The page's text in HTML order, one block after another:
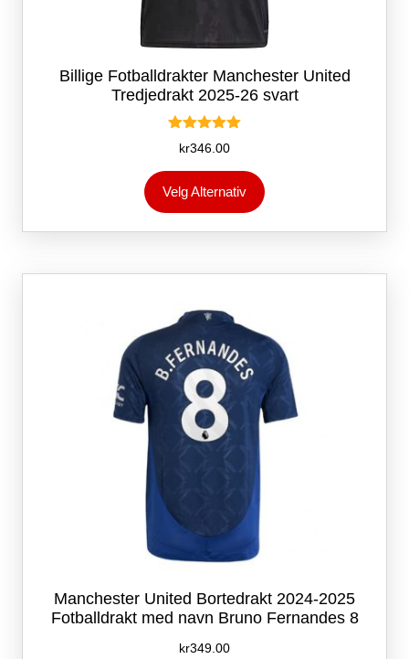
Billige Fotballdrakter Manchester United
Tredjedrakt 2025-26 svart
Vurdert
5.00
av 5
kr346.00
Velg Alternativ
produktet
flere
Alternativene
på
produktsiden
Manchester United Bortedrakt 2024-2025
Fotballdrakt med navn Bruno Fernandes 8
kr349.00